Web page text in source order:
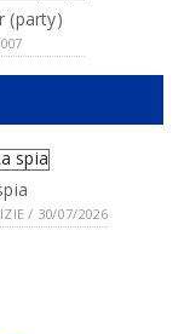
(party)
/ 30/07/2026